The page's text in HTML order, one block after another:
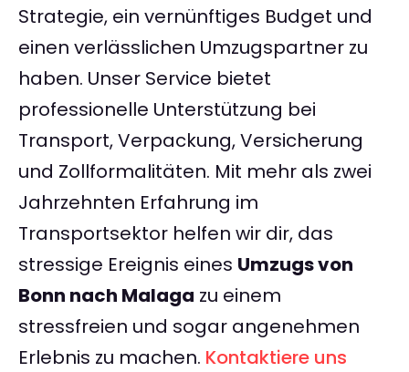
Strategie, ein vernünftiges Budget und
einen verlässlichen Umzugspartner zu
haben. Unser Service bietet
professionelle Unterstützung bei
Transport, Verpackung, Versicherung
und Zollformalitäten. Mit mehr als zwei
Jahrzehnten Erfahrung im
Transportsektor helfen wir dir, das
stressige Ereignis eines Umzugs von
Bonn nach Malaga zu einem
stressfreien und sogar angenehmen
Erlebnis zu machen. Kontaktiere uns